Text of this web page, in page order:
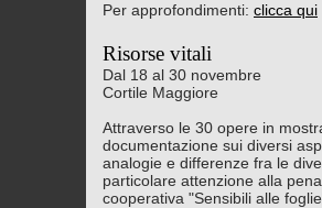
Per approfondimenti: clicca qui
Risorse vitali
Dal 18 al 30 novembre
Cortile Maggiore
Attraverso le 30 opere in
documentazione sui diversi
analogie e differenze fra le
particolare attenzione alla
cooperativa "Sensibili alle